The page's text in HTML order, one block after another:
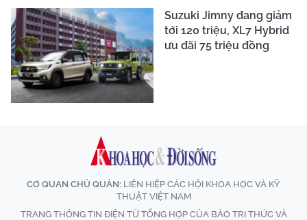
Suzuki Jimny đang giảm
tới 120 triệu, XL7 Hybrid
ưu đãi 75 triệu đồng
CƠ QUAN CHỦ QUẢN: LIÊN HIỆP CÁC HỘI KHOA HỌC VÀ KỸ
THUẬT VIỆT NAM
TRANG THÔNG TIN ĐIỆN TỬ TỔNG HỢP CỦA BÁO TRI THỨC VÀ